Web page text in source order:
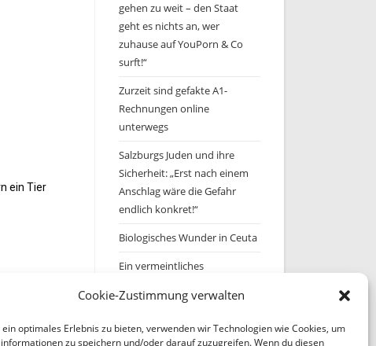
Cookie-Zustimmung verwalten
optimales Erlebnis zu bieten, verwenden wir Technologien wie Cookies, um
zu speichern und/oder darauf zuzugreifen. Wenn du diesen
ein Tier
gehen zu weit – den Staat
geht es nichts an, wer
zuhause auf YouPorn & Co
surft!“
Zurzeit sind gefakte A1-
Rechnungen online
unterwegs
Salzburgs Juden und ihre
Sicherheit: „Erst nach einem
Anschlag wäre die Gefahr
endlich konkret!“
Biologisches Wunder in Ceuta
Ein vermeintliches
Archiv